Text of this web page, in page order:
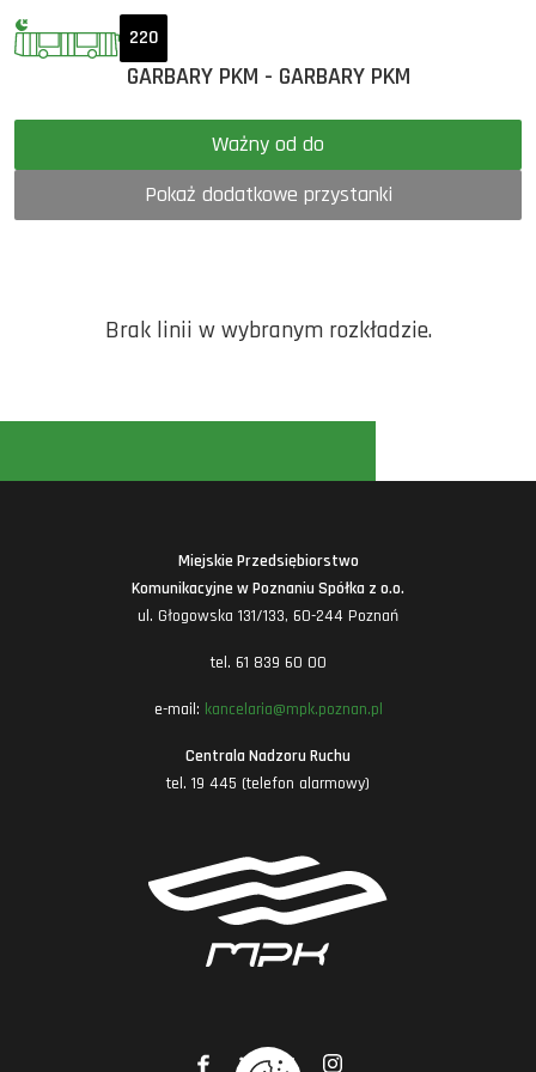
220
GARBARY PKM - GARBARY PKM
Ważny od do
Pokaż dodatkowe przystanki
Brak linii w wybranym rozkładzie.
Miejskie Przedsiębiorstwo
Komunikacyjne w Poznaniu Spółka z o.o.
ul. Głogowska 131/133, 60-244 Poznań
tel. 61 839 60 00
e-mail: kancelaria@mpk.poznan.pl
Centrala Nadzoru Ruchu
tel. 19 445 (telefon alarmowy)